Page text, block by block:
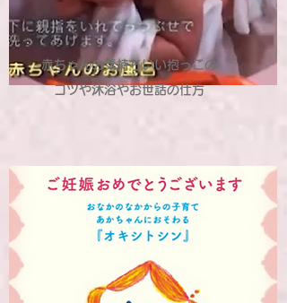
赤ちゃんの気持ちいい抱っこの
コツや沐浴やお世話の仕方